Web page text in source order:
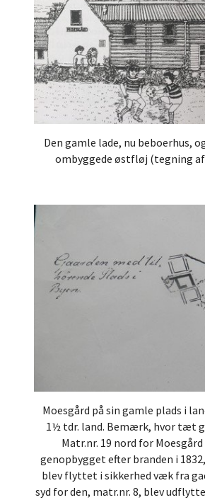
Den gamle lade, nu beboerhus,
ombyggede østfløj (tegning af
Moesgård på sin gamle plads i
1½ tdr. land. Bemærk, hvor tæt
Matr.nr. 19 nord for
genopbygget efter branden i
blev flyttet i sikkerhed væk fra
syd for den, matr.nr. 8, blev